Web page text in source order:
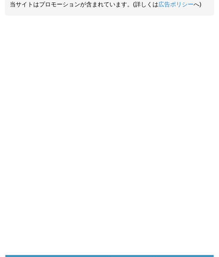
当サイトはプロモーションが含まれています。(詳しくは広告ポリシーへ)